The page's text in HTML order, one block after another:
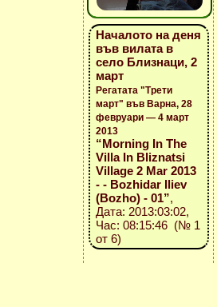
Началото на деня
във вилата в
село Близнаци, 2
март
Регатата "Трети
март" във Варна, 28
февруари — 4 март
2013
“Morning In The
Villa In Bliznatsi
Village 2 Mar 2013
- - Bozhidar Iliev
(Bozho) - 01”,
Дата: 2013:03:02,
Час: 08:15:46 (№ 1
от 6)